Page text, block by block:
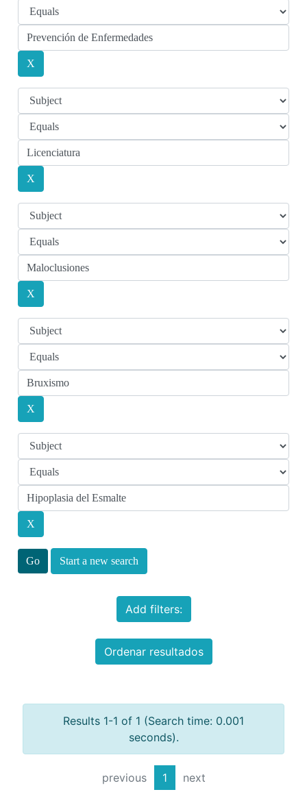
Start a new search
Add filters:
Ordenar resultados
Results 1-1 of 1 (Search time: 0.001
seconds).
previous 1 next